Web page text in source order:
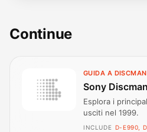
Continue
GUIDA A DISCMAN
Sony
Esplora i
usciti nel 1999.
INCLUDE D-E990,